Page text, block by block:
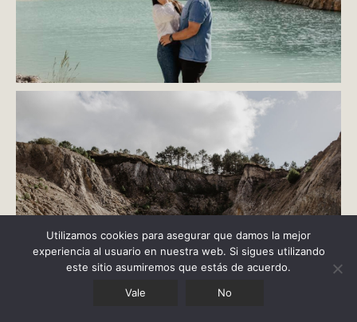
Utilizamos cookies para asegurar que damos la mejor
experiencia al usuario en nuestra web. Si sigues utilizando
este sitio asumiremos que estás de acuerdo.
Vale
No